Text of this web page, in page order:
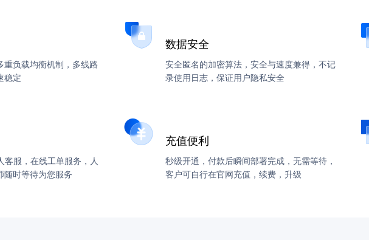
重负载均衡机制，多线路
稳定
数据安全
安全匿名的加密算法，安全与速度兼得，不记
录使用日志，保证用户隐私安全
客服，在线工单服务，人
随时等待为您服务
充值便利
秒级开通，付款后瞬间部署完成，无需等待，
客户可自行在官网充值，续费，升级